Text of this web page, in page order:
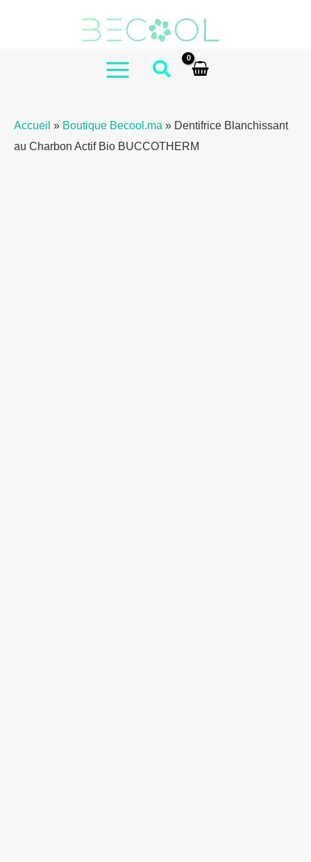
MAIN
Accueil » Boutique Becool.ma » Dentifrice Blanchissant
au Charbon Actif Bio BUCCOTHERM